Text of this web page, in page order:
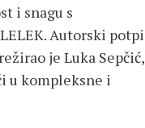
i snagu s
Autorski
je Luka Sepčić,
u kompleksne i